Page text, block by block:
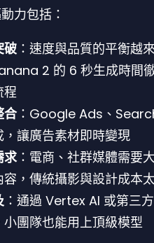
力包括：
破 ：速度與品質的平衡越
2 的 6 秒生成時間
程
合：Google Ads、
讓廣告素材即時變現
求：電商、社群媒體需要
，傳統攝影與設計成本
：通過 Vertex AI 或第三
小團隊也能用上頂級模型